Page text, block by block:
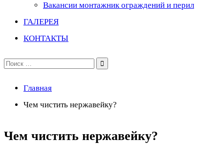
Вакансии монтажник ограждений и перил
ГАЛЕРЕЯ
КОНТАКТЫ
Поиск
Главная
Чем чистить нержавейку?
Чем чистить нержавейку?